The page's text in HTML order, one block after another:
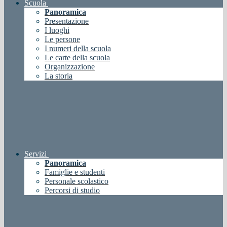
Scuola
Panoramica
Presentazione
I luoghi
Le persone
I numeri della scuola
Le carte della scuola
Organizzazione
La storia
Servizi
Panoramica
Famiglie e studenti
Personale scolastico
Percorsi di studio